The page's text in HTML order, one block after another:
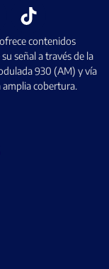
contenidos
señal a través de la
930 (AM) y vía
cobertura.